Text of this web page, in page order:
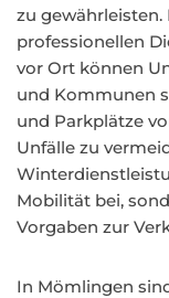
zu gewährleisten.
professionellen
vor Ort können
und Kommunen
und Parkplätze
Unfälle zu
Mobilität bei,
Vorgaben zur
In Mömlingen